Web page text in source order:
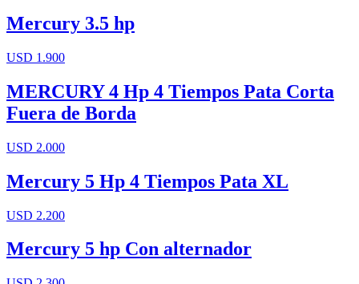
Mercury 3.5 hp
USD 1.900
MERCURY 4 Hp 4 Tiempos Pata Corta
Fuera de Borda
USD 2.000
Mercury 5 Hp 4 Tiempos Pata XL
USD 2.200
Mercury 5 hp Con alternador